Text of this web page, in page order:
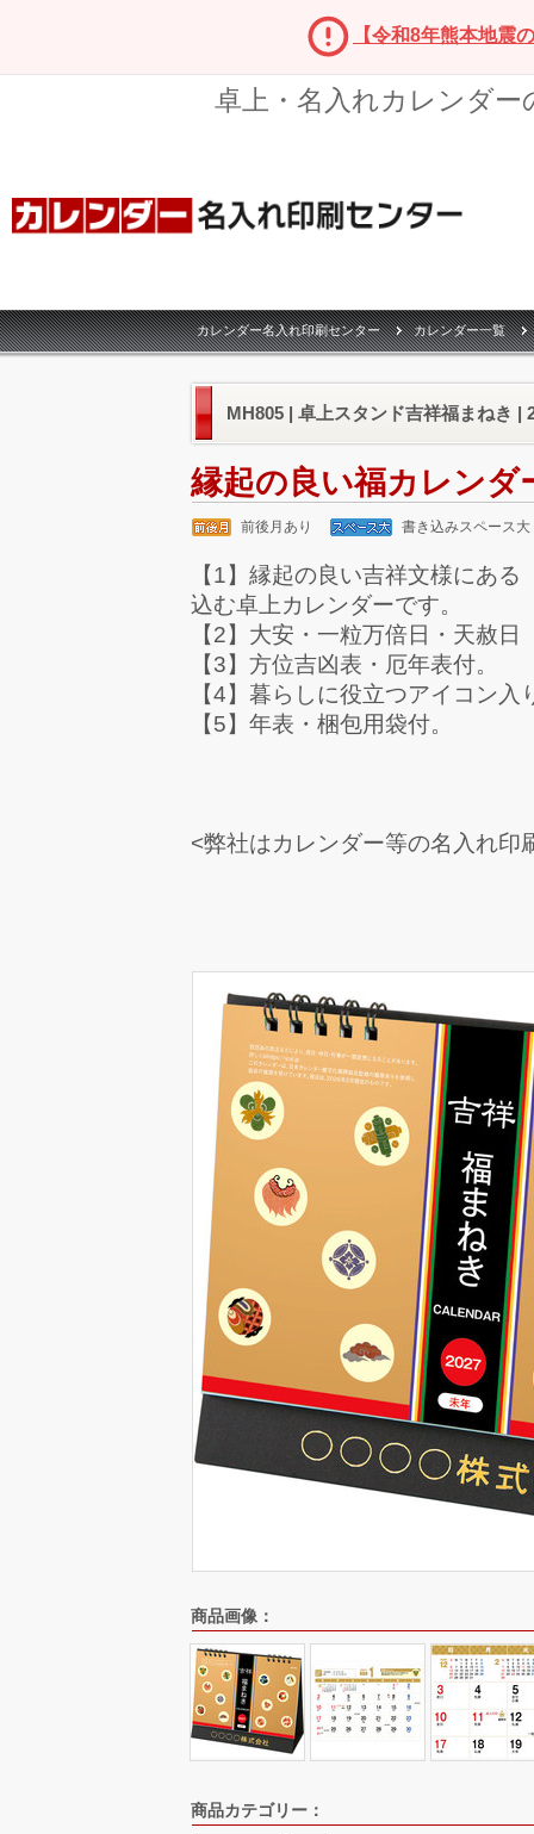
【令和8年熊本地震
卓上・名入れカレンダ
カレンダー名入れ印刷センター カレンダー一覧
MH805 | 卓上スタンド吉祥福まねき |
縁起の良い福カレンダ
前後月あり 書き込みスペース大
【1】縁起の良い吉祥文様にあ
込む卓上カレンダーです。
【2】大安・一粒万倍日・天赦
【3】方位吉凶表・厄年表付。
【4】暮らしに役立つアイコン入
【5】年表・梱包用袋付。
<弊社はカレンダー等の名入れ印
商品画像：
商品カテゴリー：